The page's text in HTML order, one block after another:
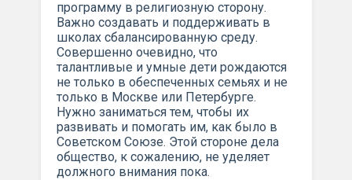
программу в религиозную сторону.
Важно создавать и поддерживать в
школах сбалансированную среду.
Совершенно очевидно, что
талантливые и умные дети рождаются
не только в обеспеченных семьях и не
только в Москве или Петербурге.
Нужно заниматься тем, чтобы их
развивать и помогать им, как было в
Советском Союзе. Этой стороне дела
общество, к сожалению, не уделяет
должного внимания пока.